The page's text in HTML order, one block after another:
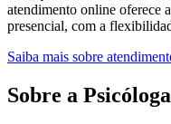
atendimento online oferece
presencial, com a
Saiba mais sobre
Sobre a Psicóloga